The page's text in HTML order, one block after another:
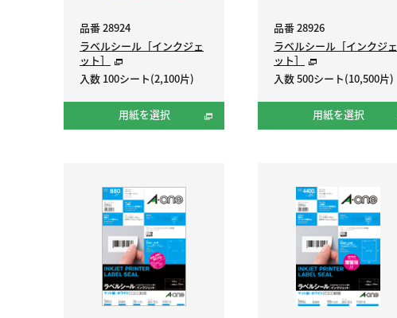
品番 28924
ラベルシール［インクジェ
ット］
入数 100シート(2,100片)
用紙を選択
品番 28926
ラベルシール［インクジェ
ット］
入数 500シート(10,500片)
用紙を選択